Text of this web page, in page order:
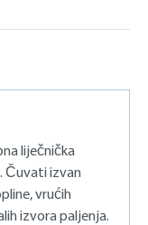
Graffiti &
i uštedjet će
liječnička
Čuvati izvan
vrućih
izvora paljenja.